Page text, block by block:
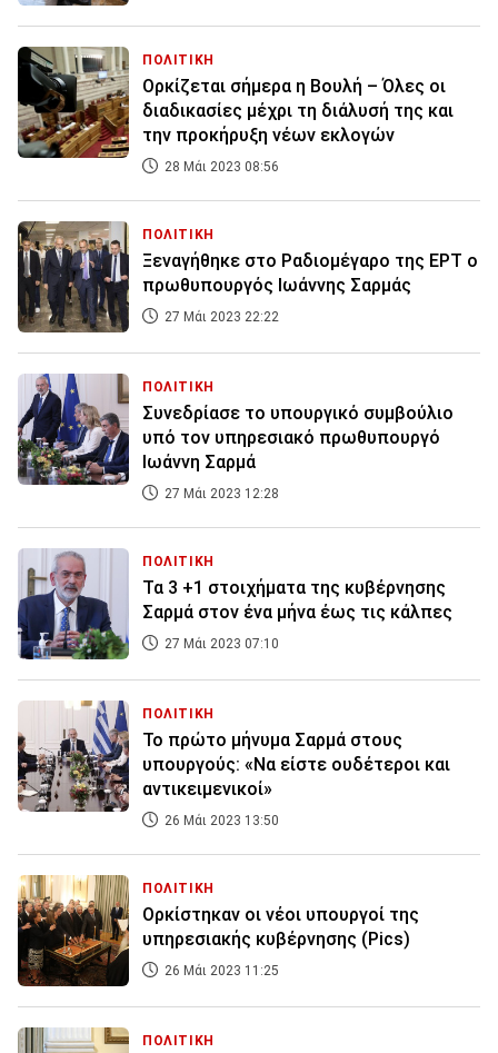
ΠΟΛΙΤΙΚΗ
Ορκίζεται σήμερα η Βουλή – Όλες οι
διαδικασίες μέχρι τη διάλυσή της και
την προκήρυξη νέων εκλογών
28 Μάι 2023 08:56
ΠΟΛΙΤΙΚΗ
Ξεναγήθηκε στο Ραδιομέγαρο της ΕΡΤ ο
πρωθυπουργός Ιωάννης Σαρμάς
27 Μάι 2023 22:22
ΠΟΛΙΤΙΚΗ
Συνεδρίασε το υπουργικό συμβούλιο
υπό τον υπηρεσιακό πρωθυπουργό
Ιωάννη Σαρμά
27 Μάι 2023 12:28
ΠΟΛΙΤΙΚΗ
Τα 3 +1 στοιχήματα της κυβέρνησης
Σαρμά στον ένα μήνα έως τις κάλπες
27 Μάι 2023 07:10
ΠΟΛΙΤΙΚΗ
Το πρώτο μήνυμα Σαρμά στους
υπουργούς: «Να είστε ουδέτεροι και
αντικειμενικοί»
26 Μάι 2023 13:50
ΠΟΛΙΤΙΚΗ
Ορκίστηκαν οι νέοι υπουργοί της
υπηρεσιακής κυβέρνησης (Pics)
26 Μάι 2023 11:25
ΠΟΛΙΤΙΚΗ